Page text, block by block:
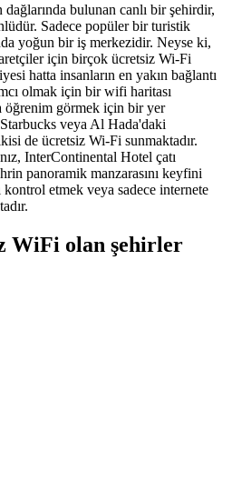
bulunan canlı bir şehirdir,
Sadece popüler bir turistik
yoğun bir iş merkezidir. Neyse ki,
için birçok ücretsiz Wi-Fi
hatta insanların en yakın bağlantı
olmak için bir wifi haritası
öğrenim görmek için bir yer
veya Al Hada'daki
de ücretsiz Wi-Fi sunmaktadır.
InterContinental Hotel çatı
panoramik manzarasını keyfini
kontrol etmek veya sadece internete
WiFi olan şehirler